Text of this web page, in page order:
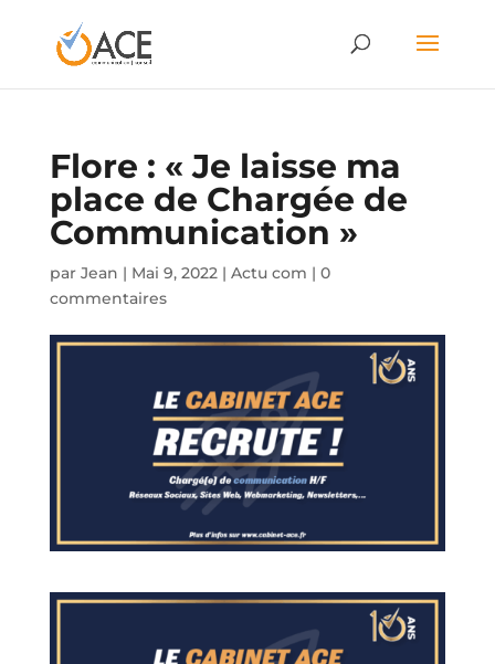
Flore : « Je laisse ma
place de Chargée de
Communication »
par Jean | Mai 9, 2022| Actu com | 0
commentaires